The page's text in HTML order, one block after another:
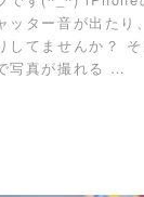
ッター音が出たり
してませんか？
写真が撮れる …